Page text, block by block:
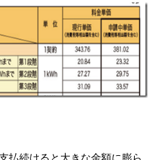
払続けると大きな金額に膨ら